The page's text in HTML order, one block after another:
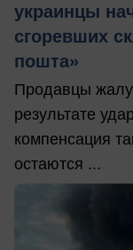
украинцы
сгоревших
пошта»
Продавцы
результате
компенсация
остаются ...